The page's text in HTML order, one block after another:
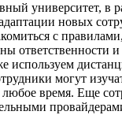
университет, в
новых
с
ответственности
используем
могут
время. Еще